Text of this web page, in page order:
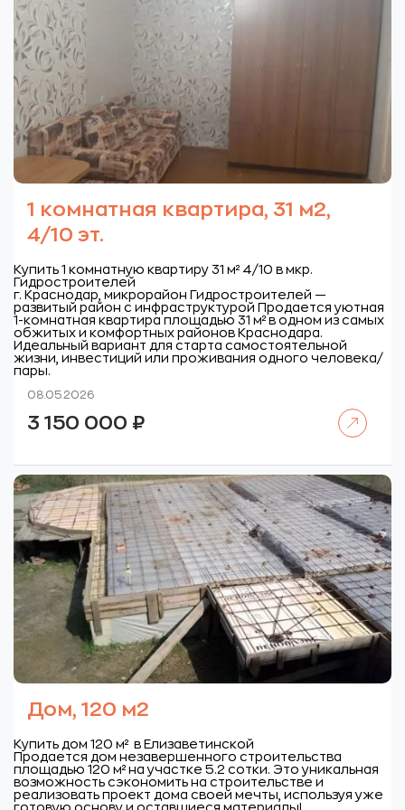
1 комнатная квартира, 31 м2,
4/10 эт.
Купить 1 комнатную квартиру 31 м² 4/10 в мкр.
Гидростроителей
г. Краснодар, микрорайон Гидростроителей —
развитый район с инфраструктурой Продается уютная
1-комнатная квартира площадью 31 м² в одном из самых
обжитых и комфортных районов Краснодара.
Идеальный вариант для старта самостоятельной
жизни, инвестиций или проживания одного человека/
пары.
08.05.2026
3 150 000 ₽
Дом, 120 м2
Купить дом 120 м² в Елизаветинской
Продается дом незавершенного строительства
площадью 120 м² на участке 5.2 сотки. Это уникальная
возможность сэкономить на строительстве и
реализовать проект дома своей мечты, используя уже
готовую основу и оставшиеся материалы!